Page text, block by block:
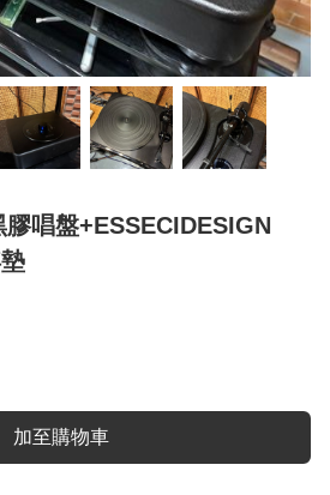
唱盤+ESSECIDESIGN
加至購物車